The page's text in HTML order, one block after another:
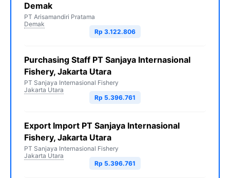
Demak
PT Arisamandiri Pratama
Demak
Rp 3.122.806
Purchasing Staff PT Sanjaya Internasional
Fishery, Jakarta Utara
PT Sanjaya Internasional Fishery
Jakarta Utara
Rp 5.396.761
Export Import PT Sanjaya Internasional
Fishery, Jakarta Utara
PT Sanjaya Internasional Fishery
Jakarta Utara
Rp 5.396.761